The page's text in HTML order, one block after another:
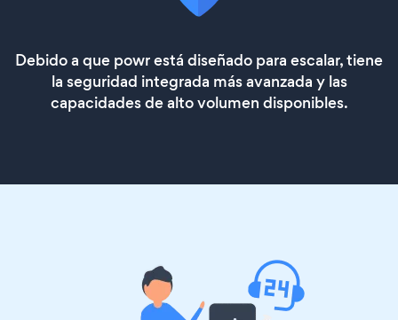
Debido a que powr está diseñado para escalar, tiene
la seguridad integrada más avanzada y las
capacidades de alto volumen disponibles.